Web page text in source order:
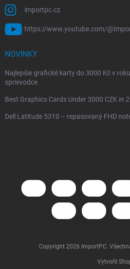
importpc.cz
https://www.youtube.com/
NOVINKY
Najlepšie grafické karty do 3000 Kč v
sprievodce
Best Graphics Cards Under 3000 CZK in
Dell Latitude 5310 – repasovaný FHD
Vytvořil
Copyright 2026 ImportPC.